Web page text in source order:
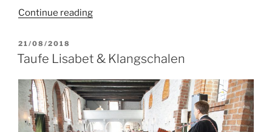
Continue reading“2018_Tbilisi
Fäkalienblase”
POSTED
ON
21/08/2018
Taufe Lisabet & Klangschalen